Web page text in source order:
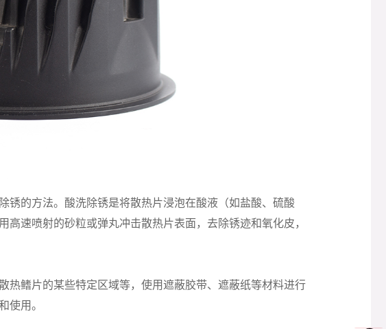
锈的方法。酸洗除锈是将散热片浸泡在酸液（如盐酸、硫酸
速喷射的砂粒或弹丸冲击散热片表面，去除锈迹和氧化皮，
热鳍片的某些特定区域等，使用遮蔽胶带、遮蔽纸等材料进行
使用。